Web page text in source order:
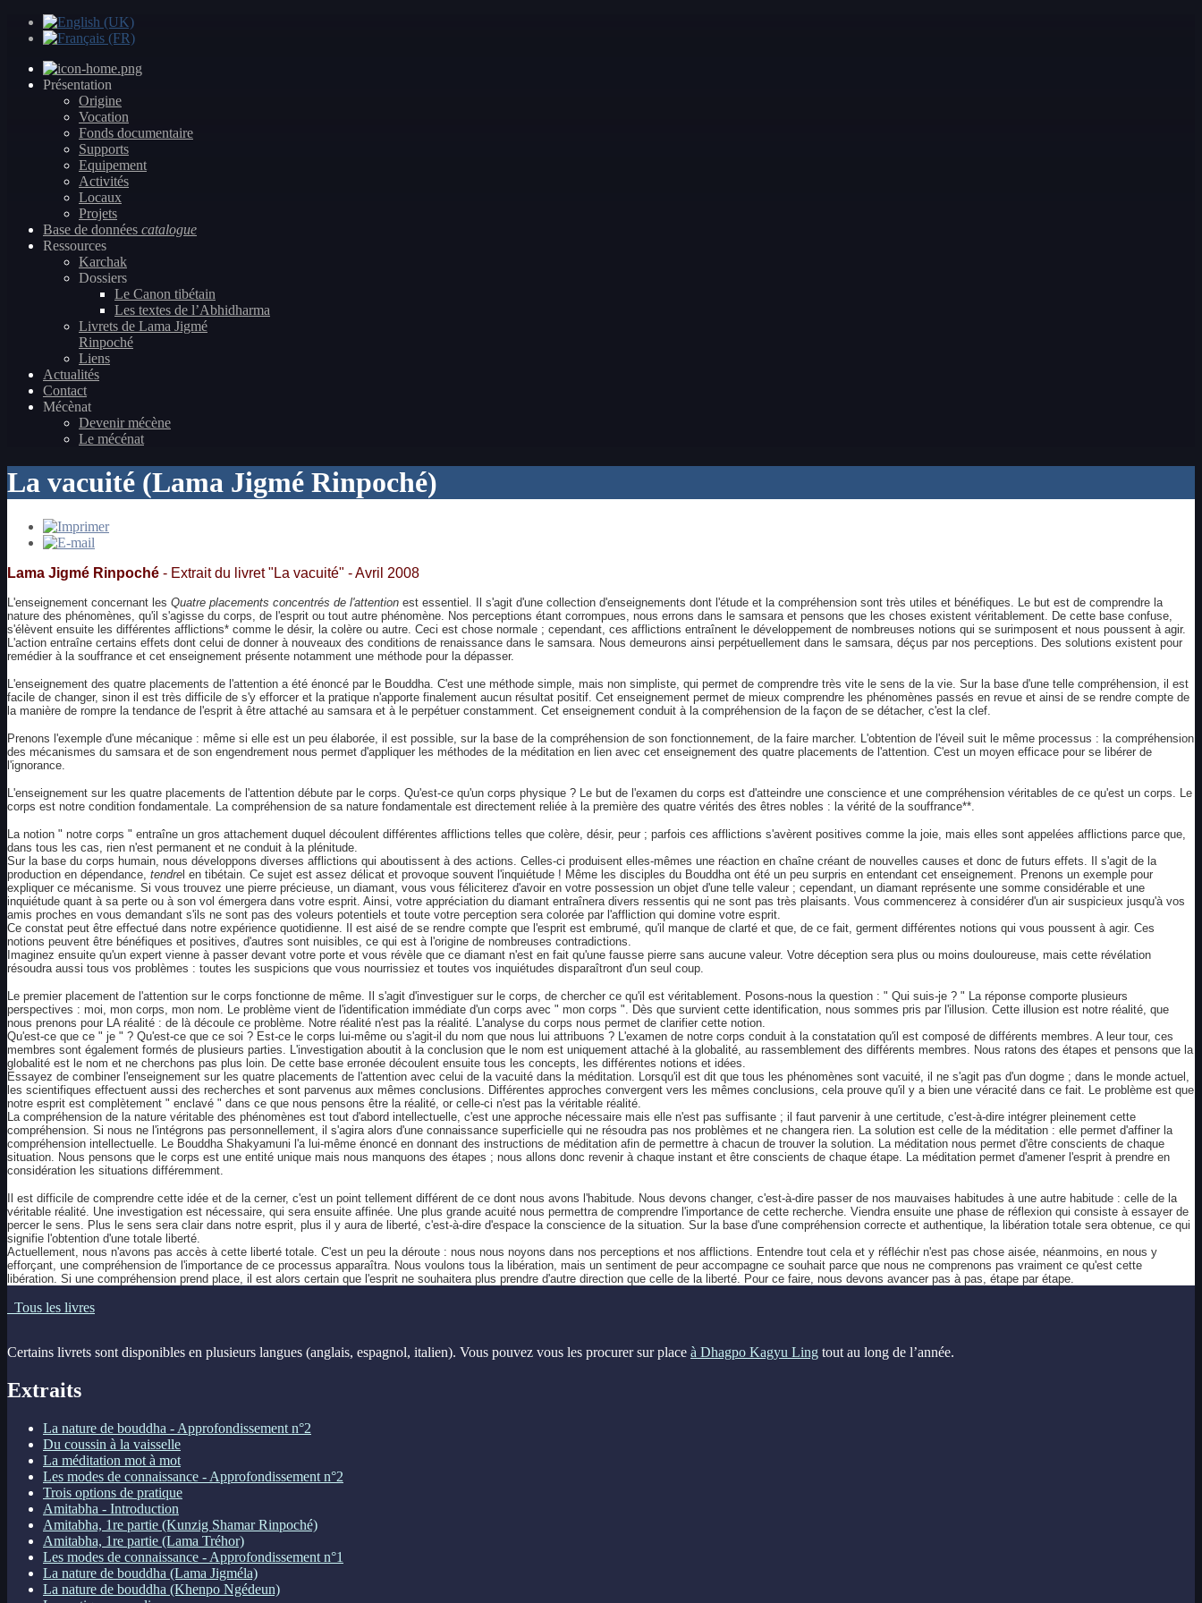
Présentation
Origine
Vocation
Fonds documentaire
Supports
Equipement
Activités
Locaux
Projets
Base de données catalogue
Ressources
Karchak
Dossiers
Le Canon tibétain
Les textes de l’Abhidharma
Livrets de Lama Jigmé
Rinpoché
Liens
Actualités
Contact
Mécènat
Devenir mécène
Le mécénat
La vacuité (Lama Jigmé Rinpoché)
Lama Jigmé Rinpoché - Extrait du livret "La vacuité" - Avril 2008
L'enseignement concernant les Quatre placements concentrés de l'attention est essentiel. Il s'agit d'une collection d'enseignements dont l'étude et la compréhension sont très utiles et bénéfiques. Le but est de comprendre la
nature des phénomènes, qu'il s'agisse du corps, de l'esprit ou tout autre phénomène. Nos perceptions étant corrompues, nous errons dans le samsara et pensons que les choses existent véritablement. De cette base confuse,
s'élèvent ensuite les différentes afflictions* comme le désir, la colère ou autre. Ceci est chose normale ; cependant, ces afflictions entraînent le développement de nombreuses notions qui se surimposent et nous poussent à agir.
L'action entraîne certains effets dont celui de donner à nouveaux des conditions de renaissance dans le samsara. Nous demeurons ainsi perpétuellement dans le samsara, déçus par nos perceptions. Des solutions existent pour
remédier à la souffrance et cet enseignement présente notamment une méthode pour la dépasser.
L'enseignement des quatre placements de l'attention a été énoncé par le Bouddha. C'est une méthode simple, mais non simpliste, qui permet de comprendre très vite le sens de la vie. Sur la base d'une telle compréhension, il est
facile de changer, sinon il est très difficile de s'y efforcer et la pratique n'apporte finalement aucun résultat positif. Cet enseignement permet de mieux comprendre les phénomènes passés en revue et ainsi de se rendre compte de
la manière de rompre la tendance de l'esprit à être attaché au samsara et à le perpétuer constamment. Cet enseignement conduit à la compréhension de la façon de se détacher, c'est la clef.
Prenons l'exemple d'une mécanique : même si elle est un peu élaborée, il est possible, sur la base de la compréhension de son fonctionnement, de la faire marcher. L'obtention de l'éveil suit le même processus : la compréhension
des mécanismes du samsara et de son engendrement nous permet d'appliquer les méthodes de la méditation en lien avec cet enseignement des quatre placements de l'attention. C'est un moyen efficace pour se libérer de
l'ignorance.
L'enseignement sur les quatre placements de l'attention débute par le corps. Qu'est-ce qu'un corps physique ? Le but de l'examen du corps est d'atteindre une conscience et une compréhension véritables de ce qu'est un corps. Le
corps est notre condition fondamentale. La compréhension de sa nature fondamentale est directement reliée à la première des quatre vérités des êtres nobles : la vérité de la souffrance**.
La notion " notre corps " entraîne un gros attachement duquel découlent différentes afflictions telles que colère, désir, peur ; parfois ces afflictions s'avèrent positives comme la joie, mais elles sont appelées afflictions parce que,
dans tous les cas, rien n'est permanent et ne conduit à la plénitude.
Sur la base du corps humain, nous développons diverses afflictions qui aboutissent à des actions. Celles-ci produisent elles-mêmes une réaction en chaîne créant de nouvelles causes et donc de futurs effets. Il s'agit de la
production en dépendance, tendre l en tibétain. Ce sujet est assez délicat et provoque souvent l'inquiétude ! Même les disciples du Bouddha ont été un peu surpris en entendant cet enseignement. Prenons un exemple pour
expliquer ce mécanisme. Si vous trouvez une pierre précieuse, un diamant, vous vous féliciterez d'avoir en votre possession un objet d'une telle valeur ; cependant, un diamant représente une somme considérable et une
inquiétude quant à sa perte ou à son vol émergera dans votre esprit. Ainsi, votre appréciation du diamant entraînera divers ressentis qui ne sont pas très plaisants. Vous commencerez à considérer d'un air suspicieux jusqu'à vos
amis proches en vous demandant s'ils ne sont pas des voleurs potentiels et toute votre perception sera colorée par l'affliction qui domine votre esprit.
Ce constat peut être effectué dans notre expérience quotidienne. Il est aisé de se rendre compte que l'esprit est embrumé, qu'il manque de clarté et que, de ce fait, germent différentes notions qui vous poussent à agir. Ces
notions peuvent être bénéfiques et positives, d'autres sont nuisibles, ce qui est à l'origine de nombreuses contradictions.
Imaginez ensuite qu'un expert vienne à passer devant votre porte et vous révèle que ce diamant n'est en fait qu'une fausse pierre sans aucune valeur. Votre déception sera plus ou moins douloureuse, mais cette révélation
résoudra aussi tous vos problèmes : toutes les suspicions que vous nourrissiez et toutes vos inquiétudes disparaîtront d'un seul coup.
Le premier placement de l'attention sur le corps fonctionne de même. Il s'agit d'investiguer sur le corps, de chercher ce qu'il est véritablement. Posons-nous la question : " Qui suis-je ? " La réponse comporte plusieurs
perspectives : moi, mon corps, mon nom. Le problème vient de l'identification immédiate d'un corps avec " mon corps ". Dès que survient cette identification, nous sommes pris par l'illusion. Cette illusion est notre réalité, que
nous prenons pour LA réalité : de là découle ce problème. Notre réalité n'est pas la réalité. L'analyse du corps nous permet de clarifier cette notion.
Qu'est-ce que ce " je " ? Qu'est-ce que ce soi ? Est-ce le corps lui-même ou s'agit-il du nom que nous lui attribuons ? L'examen de notre corps conduit à la constatation qu'il est composé de différents membres. A leur tour, ces
membres sont également formés de plusieurs parties. L'investigation aboutit à la conclusion que le nom est uniquement attaché à la globalité, au rassemblement des différents membres. Nous ratons des étapes et pensons que la
globalité est le nom et ne cherchons pas plus loin. De cette base erronée découlent ensuite tous les concepts, les différentes notions et idées.
Essayez de combiner l'enseignement sur les quatre placements de l'attention avec celui de la vacuité dans la méditation. Lorsqu'il est dit que tous les phénomènes sont vacuité, il ne s'agit pas d'un dogme ; dans le monde actuel,
les scientifiques effectuent aussi des recherches et sont parvenus aux mêmes conclusions. Différentes approches convergent vers les mêmes conclusions, cela prouve qu'il y a bien une véracité dans ce fait. Le problème est que
notre esprit est complètement " enclavé " dans ce que nous pensons être la réalité, or celle-ci n'est pas la véritable réalité.
La compréhension de la nature véritable des phénomènes est tout d'abord intellectuelle, c'est une approche nécessaire mais elle n'est pas suffisante ; il faut parvenir à une certitude, c'est-à-dire intégrer pleinement cette
compréhension. Si nous ne l'intégrons pas personnellement, il s'agira alors d'une connaissance superficielle qui ne résoudra pas nos problèmes et ne changera rien. La solution est celle de la méditation : elle permet d'affiner la
compréhension intellectuelle. Le Bouddha Shakyamuni l'a lui-même énoncé en donnant des instructions de méditation afin de permettre à chacun de trouver la solution. La méditation nous permet d'être conscients de chaque
situation. Nous pensons que le corps est une entité unique mais nous manquons des étapes ; nous allons donc revenir à chaque instant et être conscients de chaque étape. La méditation permet d'amener l'esprit à prendre en
considération les situations différemment.
Il est difficile de comprendre cette idée et de la cerner, c'est un point tellement différent de ce dont nous avons l'habitude. Nous devons changer, c'est-à-dire passer de nos mauvaises habitudes à une autre habitude : celle de la
véritable réalité. Une investigation est nécessaire, qui sera ensuite affinée. Une plus grande acuité nous permettra de comprendre l'importance de cette recherche. Viendra ensuite une phase de réflexion qui consiste à essayer de
percer le sens. Plus le sens sera clair dans notre esprit, plus il y aura de liberté, c'est-à-dire d'espace la conscience de la situation. Sur la base d'une compréhension correcte et authentique, la libération totale sera obtenue, ce qui
signifie l'obtention d'une totale liberté.
Actuellement, nous n'avons pas accès à cette liberté totale. C'est un peu la déroute : nous nous noyons dans nos perceptions et nos afflictions. Entendre tout cela et y réfléchir n'est pas chose aisée, néanmoins, en nous y
efforçant, une compréhension de l'importance de ce processus apparaîtra. Nous voulons tous la libération, mais un sentiment de peur accompagne ce souhait parce que nous ne comprenons pas vraiment ce qu'est cette
libération. Si une compréhension prend place, il est alors certain que l'esprit ne souhaitera plus prendre d'autre direction que celle de la liberté. Pour ce faire, nous devons avancer pas à pas, étape par étape.
Tous les livres
Certains livrets sont disponibles en plusieurs langues (anglais, espagnol, italien). Vous pouvez vous les procurer sur place à Dhagpo Kagyu Ling tout au long de l’année.
Extraits
La nature de bouddha - Approfondissement n°2
Du coussin à la vaisselle
La méditation mot à mot
Les modes de connaissance - Approfondissement n°2
Trois options de pratique
Amitabha - Introduction
Amitabha, 1re partie (Kunzig Shamar Rinpoché)
Amitabha, 1re partie (Lama Tréhor)
Les modes de connaissance - Approfondissement n°1
La nature de bouddha (Lama Jigméla)
La nature de bouddha (Khenpo Ngédeun)